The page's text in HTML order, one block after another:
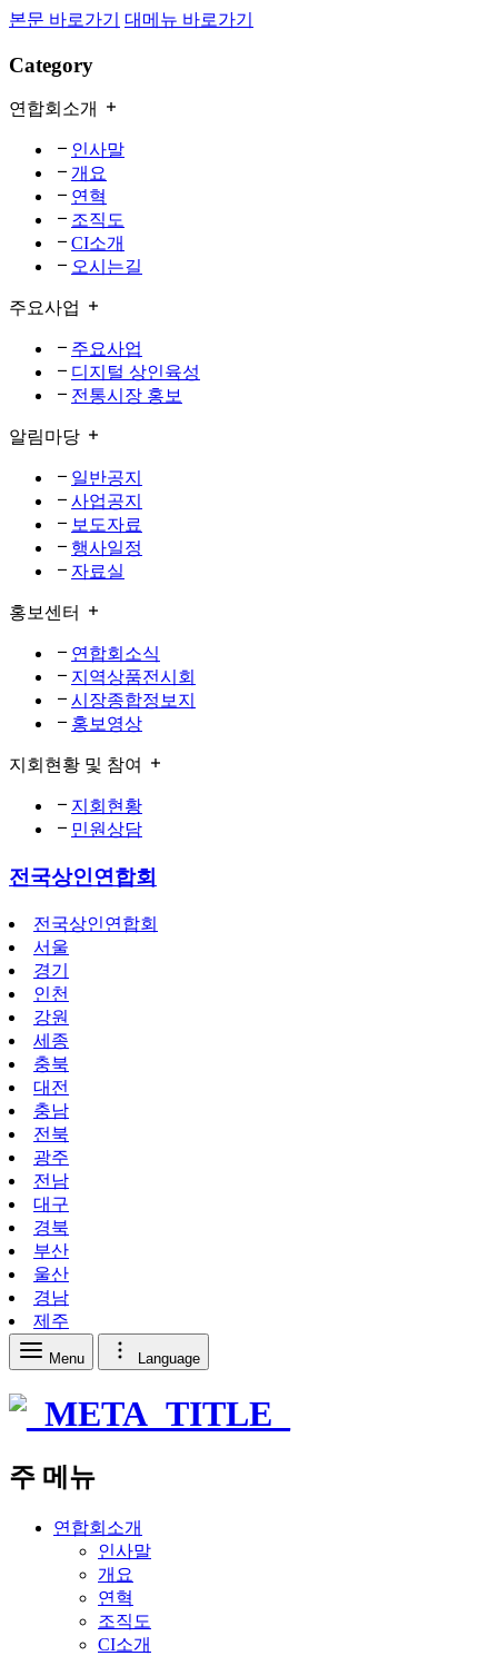
본문 바로가기 대메뉴 바로가기
Category
연합회소개
인사말
개요
연혁
조직도
CI소개
오시는길
주요사업
주요사업
디지털 상인육성
전통시장 홍보
알림마당
일반공지
사업공지
보도자료
행사일정
자료실
홍보센터
연합회소식
지역상품전시회
시장종합정보지
홍보영상
지회현황 및 참여
지회현황
민원상담
전국상인연합회
전국상인연합회
서울
경기
인천
강원
세종
충북
대전
충남
전북
광주
전남
대구
경북
부산
울산
경남
제주
Menu Language
주 메뉴
연합회소개
인사말
개요
연혁
조직도
CI소개